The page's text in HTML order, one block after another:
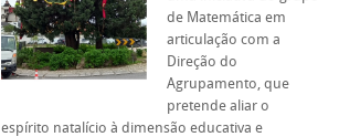
de Matemática em
articulação com a
Direção do
Agrupamento, que
pretende aliar o
espírito natalício à dimensão educativa e